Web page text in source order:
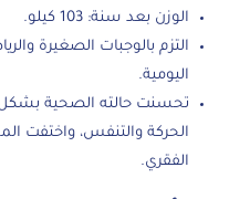
الوزن بعد سنة: 103 كيلو.
التزم بالوجبات الصغيرة
اليومية.
تحسنت حالته الصحية بشكل
الحركة والتنفس، واختفت
الفقري.